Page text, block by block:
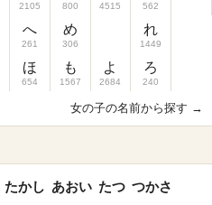
2105
へ
261
ほ
654
800
め
306
も
1567
4515
よ
2684
562
れ
1449
ろ
240
女の子の名前から探す →
たかし あおい たつ つかさ